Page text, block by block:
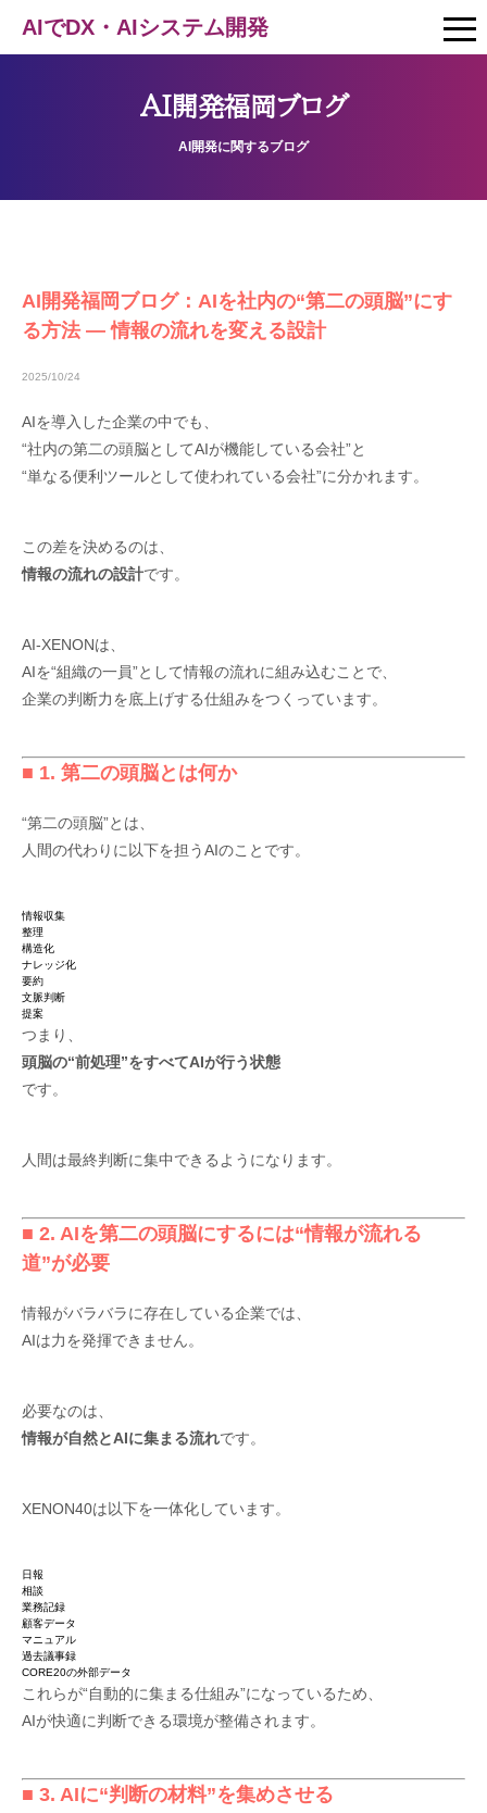
AIでDX・AIシステム開発
AI開発福岡ブログ
AI開発に関するブログ
AI開発福岡ブログ：AIを社内の“第二の頭脳”にす
る方法 ― 情報の流れを変える設計
2025/10/24
AIを導入した企業の中でも、
“社内の第二の頭脳としてAIが機能している会社”と
“単なる便利ツールとして使われている会社”に分かれます。
この差を決めるのは、
情報の流れの設計です。
AI-XENONは、
AIを“組織の一員”として情報の流れに組み込むことで、
企業の判断力を底上げする仕組みをつくっています。
■ 1. 第二の頭脳とは何か
“第二の頭脳”とは、
人間の代わりに以下を担うAIのことです。
情報収集
整理
構造化
ナレッジ化
要約
文脈判断
提案
つまり、
頭脳の“前処理”をすべてAIが行う状態
です。
人間は最終判断に集中できるようになります。
■ 2. AIを第二の頭脳にするには“情報が流れる
道”が必要
情報がバラバラに存在している企業では、
AIは力を発揮できません。
必要なのは、
情報が自然とAIに集まる流れです。
XENON40は以下を一体化しています。
日報
相談
業務記録
顧客データ
マニュアル
過去議事録
CORE20の外部データ
これらが“自動的に集まる仕組み”になっているため、
AIが快適に判断できる環境が整備されます。
■ 3. AIに“判断の材料”を集めさせる